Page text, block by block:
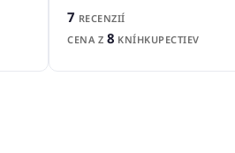
7 RECENZIÍ
CENA Z 8 KNÍHKUPECTIEV